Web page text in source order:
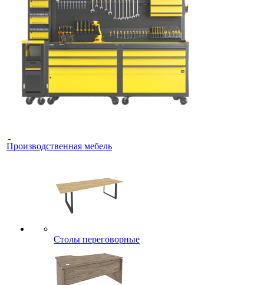
Производственная мебель
Столы переговорные